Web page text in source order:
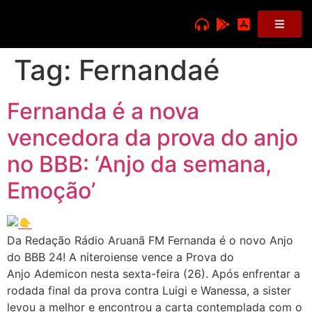
Tag: Fernandaé
Fernanda é a nova
vencedora da prova do anjo
no BBB: ‘Anjo da semana,
Emoção’
Da Redação Rádio Aruanã FM Fernanda é o novo Anjo
do BBB 24! A niteroiense vence a Prova do
Anjo Ademicon nesta sexta-feira (26). Após enfrentar a
rodada final da prova contra Luigi e Wanessa, a sister
levou a melhor e encontrou a carta contemplada com o